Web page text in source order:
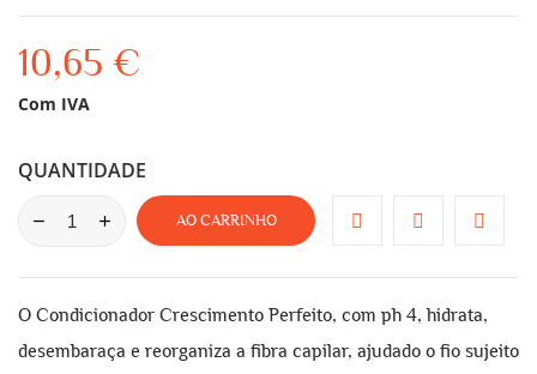
10,65 €
Com IVA
QUANTIDADE
AO CARRINHO
O Condicionador Crescimento Perfeito, com ph 4, hidrata,
desembaraça e reorganiza a fibra capilar, ajudado o fio sujeito